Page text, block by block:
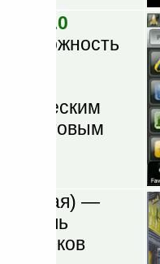
v1.0.0
в
цветовым
—
цель